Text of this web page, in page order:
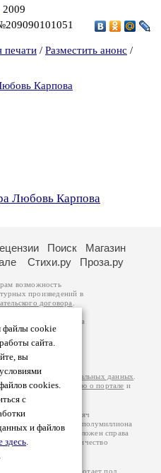
2009
печати / Разместить анонс /
Карпова
Любовь Карпова
файлы cookie
сайта.
вы
cookies.
с
и файлов
здесь.
Поиск
Магазин
Стихи.ру Проза.ру
возможность
произведений в
договора
принадлежат авторам
возможна
вы можете
Ответственность за
на
обработки персональных данных
подробнуюинформацию о портале и
– порядка 100 тысяч
более полумиллиона
который расположен справа
по две цифры: количество
2026. Портал работает под